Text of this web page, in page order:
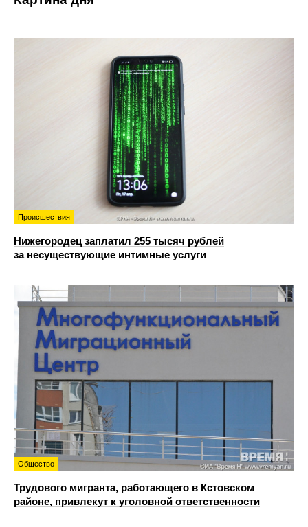
Происшествия
Нижегородец заплатил 255 тысяч рублей
за несуществующие интимные услуги
Общество
Трудового мигранта, работающего в Кстовском
районе, привлекут к уголовной ответственности